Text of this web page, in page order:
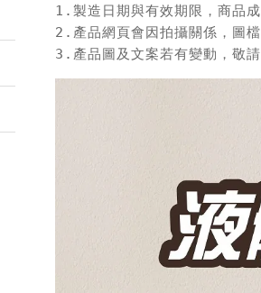
1.製造日期與有效期限，商品
2.產品網頁會因拍攝關係，圖
3.產品圖及文案若有變動，敬